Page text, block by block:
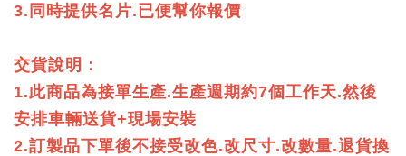
3.同時提供名片.已便幫你報價
交貨說明：
1.此商品為接單生產.生產週期約7個工作天.然後
安排車輛送貨+現場安裝
2.訂製品下單後不接受改色.改尺寸.改數量.退貨換